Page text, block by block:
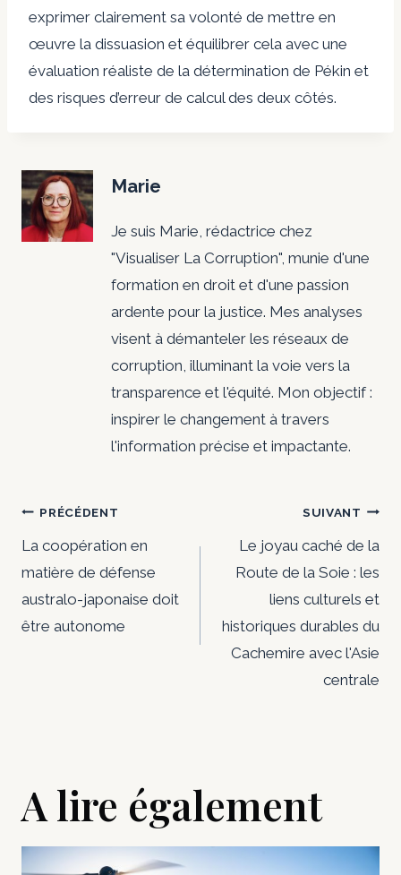
exprimer clairement sa volonté de mettre en
œuvre la dissuasion et équilibrer cela avec une
évaluation réaliste de la détermination de Pékin et
des risques d’erreur de calcul des deux côtés.
Marie
Je suis Marie, rédactrice chez
"Visualiser La Corruption", munie d'une
formation en droit et d'une passion
ardente pour la justice. Mes analyses
visent à démanteler les réseaux de
corruption, illuminant la voie vers la
transparence et l'équité. Mon objectif :
inspirer le changement à travers
l'information précise et impactante.
Navigation
de
l’article
PRÉCÉDENT
La coopération en
matière de défense
australo-japonaise doit
être autonome
SUIVANT
Le joyau caché de la
Route de la Soie : les
liens culturels et
historiques durables du
Cachemire avec l'Asie
centrale
A lire également